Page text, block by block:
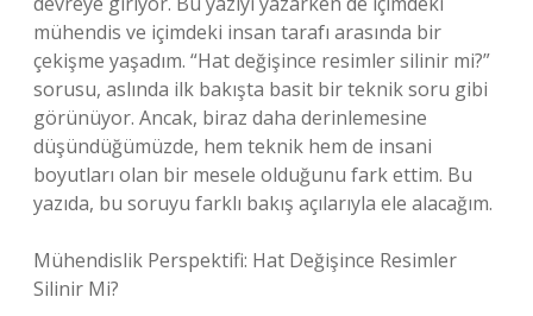
mühendis ve içimdeki insan tarafı arasında bir
çekişme yaşadım. “Hat değişince resimler silinir mi?”
sorusu, aslında ilk bakışta basit bir teknik soru gibi
görünüyor. Ancak, biraz daha derinlemesine
düşündüğümüzde, hem teknik hem de insani
boyutları olan bir mesele olduğunu fark ettim. Bu
yazıda, bu soruyu farklı bakış açılarıyla ele alacağım.
Mühendislik Perspektifi: Hat Değişince Resimler
Silinir Mi?